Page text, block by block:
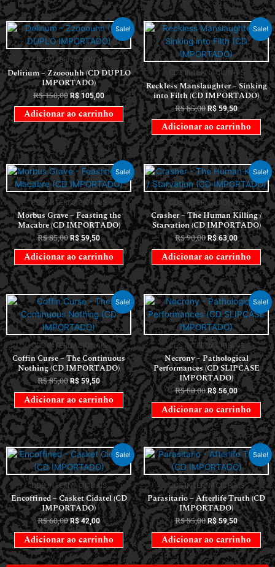
Sale!
CDS INTERNACIONAIS
Delirium – Zzooouhh (CD DUPLO
IMPORTADO)
R$150,00 R$ 105,00
Adicionar ao carrinho
Sale!
CDS INTERNACIONAIS
Reckless Manslaughter – Sinking
into Filth (CD IMPORTADO)
R$85,00 R$59,50
Adicionar ao carrinho
Sale!
CDS INTERNACIONAIS
Morbus Grave – Feasting the
Macabre (CD IMPORTADO)
R$85,00 R$59,50
Adicionar ao carrinho
Sale!
CDS INTERNACIONAIS
Crasher – The Human Killing /
Starvation (CD IMPORTADO)
R$90,00 R$ 63,00
Adicionar ao carrinho
Sale!
CDS INTERNACIONAIS
Coffin Curse – The Continuous
Nothing (CD IMPORTADO)
R$85,00 R$59,50
Adicionar ao carrinho
Sale!
CDS INTERNACIONAIS
Necrony – Pathological
Performances (CD SLIPCASE
IMPORTADO)
R$80,00 R$56,00
Adicionar ao carrinho
Sale!
CDS INTERNACIONAIS
Encoffined – Casket Cidatel (CD
IMPORTADO)
R$60,00 R$42,00
Adicionar ao carrinho
Sale!
CDS INTERNACIONAIS
Parasitario – Afterlife Truth (CD
IMPORTADO)
R$85,00 R$ 59,50
Adicionar ao carrinho